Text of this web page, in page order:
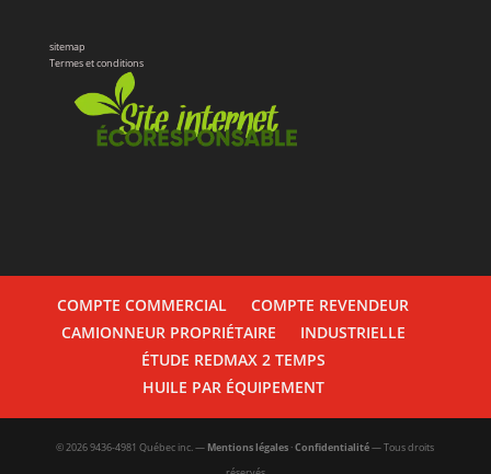
sitemap
Termes et conditions
COMPTE COMMERCIAL
COMPTE REVENDEUR
CAMIONNEUR PROPRIÉTAIRE
INDUSTRIELLE
ÉTUDE REDMAX 2 TEMPS
HUILE PAR ÉQUIPEMENT
© 2026 9436-4981 Québec inc. — Mentions légales ·Confidentialité— Tous droits